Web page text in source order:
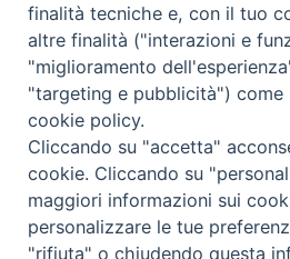
ORARI MESSE
LITURGIA DELLE ORE
GALLERIE
GALLERIE VIDEO
finalità tecniche e, con il tuo
altre finalità ("interazioni e
"miglioramento
"targeting e pubblicità") come
cookie policy.
Cliccando su "accetta"
cookie. Cliccando su
maggiori informazioni sui
personalizzare le tue
"rifiuta" o chiudendo questa